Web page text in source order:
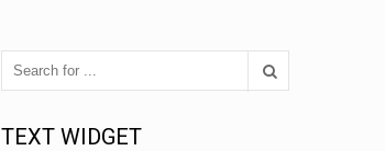
TEXT WIDGET